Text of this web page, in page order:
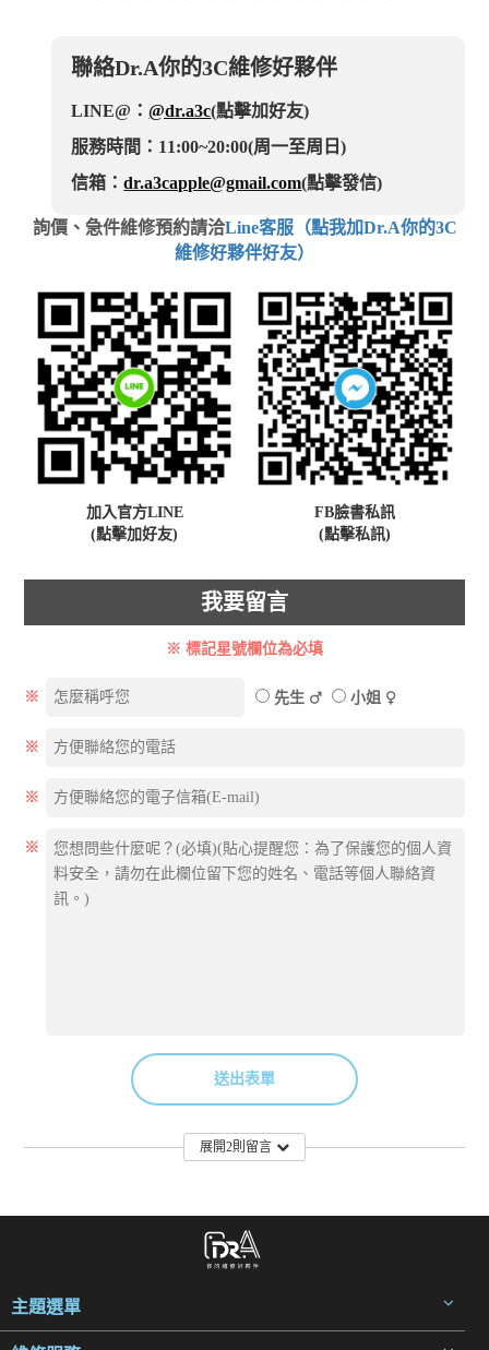
聯絡Dr.A你的3C維修好夥伴
LINE@：@dr.a3c(點擊加好友)
服務時間：11:00~20:00(周一至周日)
信箱：dr.a3capple@gmail.com(點擊發信)
詢價、急件維修預約請洽Line客服（點我加Dr.A你的3C
維修好夥伴好友）
加入官方LINE
(點擊加好友)
FB臉書私訊
(點擊私訊)
我要留言
※ 標記星號欄位為必填
※ 先生 小姐
※
※
※
送出表單
展開2則留言
主題選單